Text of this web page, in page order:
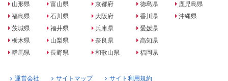
山形県
福島県
茨城県
栃木県
群馬県
富山県
石川県
福井県
山梨県
長野県
京都府
大阪府
兵庫県
奈良県
和歌山県
徳島県
香川県
愛媛県
高知県
福岡県
鹿児島県
沖縄県
運営会社 サイトマップ サイト利用規約